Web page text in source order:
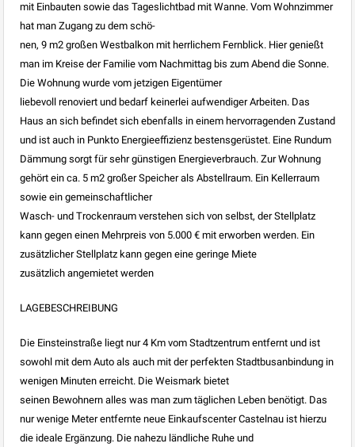
mit Einbauten sowie das Tageslichtbad mit Wanne. Vom Wohnzimmer
hat man Zugang zu dem schö-
nen, 9 m2 großen Westbalkon mit herrlichem Fernblick. Hier genießt
man im Kreise der Familie vom Nachmittag bis zum Abend die Sonne.
Die Wohnung wurde vom jetzigen Eigentümer
liebevoll renoviert und bedarf keinerlei aufwendiger Arbeiten. Das
Haus an sich befindet sich ebenfalls in einem hervorragenden Zustand
und ist auch in Punkto Energieeffizienz bestensgerüstet. Eine Rundum
Dämmung sorgt für sehr günstigen Energieverbrauch. Zur Wohnung
gehört ein ca. 5 m2 großer Speicher als Abstellraum. Ein Kellerraum
sowie ein gemeinschaftlicher
Wasch- und Trockenraum verstehen sich von selbst, der Stellplatz
kann gegen einen Mehrpreis von 5.000 € mit erworben werden. Ein
zusätzlicher Stellplatz kann gegen eine geringe Miete
zusätzlich angemietet werden
LAGEBESCHREIBUNG
Die Einsteinstraße liegt nur 4 Km vom Stadtzentrum entfernt und ist
sowohl mit dem Auto als auch mit der perfekten Stadtbusanbindung in
wenigen Minuten erreicht. Die Weismark bietet
seinen Bewohnern alles was man zum täglichen Leben benötigt. Das
nur wenige Meter entfernte neue Einkaufscenter Castelnau ist hierzu
die ideale Ergänzung. Die nahezu ländliche Ruhe und